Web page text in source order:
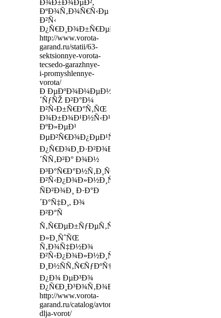
Ð¾Ð±Ð¾ÐµÐ²,
ÐºÐ¾Ñ‚Ð¾Ñ€Ñ‹Ðµ
Ð²Ñ‹
Ð¿Ñ€Ð¸Ð¾Ð±Ñ€ÐµÐ»Ð¸
http://www.vorota-
garand.ru/statii/63-
sektsionnye-vorota-
tecsedo-garazhnye-
i-promyshlennye-
vorota/
Ð ÐµÐºÐ¾Ð¼ÐµÐ½Ð
´ÑƒÑŽ Ð²Ð°Ð¼
Ð²Ñ‹Ð±Ñ€Ð°Ñ‚ÑŒ
Ð¾Ð±Ð¾Ð¹Ð½Ñ‹Ð¹
ÐºÐ»ÐµÐ¹
ÐµÐ²Ñ€Ð¾Ð¿ÐµÐ¹ÑÐºÐ¾Ð³Ð¾
Ð¿Ñ€Ð¾Ð¸Ð·Ð²Ð¾Ð
´ÑÑ‚Ð²Ð° Ð¾Ð½
Ð³Ð°Ñ€Ð°Ð½Ñ‚Ð¸Ñ€Ð¾Ð²Ð°Ð½Ð¾
Ð²Ñ‹Ð¿Ð¾Ð»Ð½Ð¸Ñ‚
ÑÐ²Ð¾Ð¸ Ð·Ð°Ð
´Ð°Ñ‡Ð¸, Ð¾
Ð²Ð°Ñ
Ñ‚Ñ€ÐµÐ±ÑƒÐµÑ‚ÑÑ
Ð»Ð¸ÑˆÑŒ
Ñ‚Ð¾Ñ‡Ð½Ð¾
Ð²Ñ‹Ð¿Ð¾Ð»Ð½Ð¸Ñ‚ÑŒ
Ð¸Ð½ÑÑ‚Ñ€ÑƒÐºÑ†Ð¸Ð¸
Ð¿Ð¾ ÐµÐ³Ð¾
Ð¿Ñ€Ð¸Ð³Ð¾Ñ‚Ð¾Ð²Ð»ÐµÐ½Ð¸ÑŽ
http://www.vorota-
garand.ru/catalog/avtomatika-
dlja-vorot/